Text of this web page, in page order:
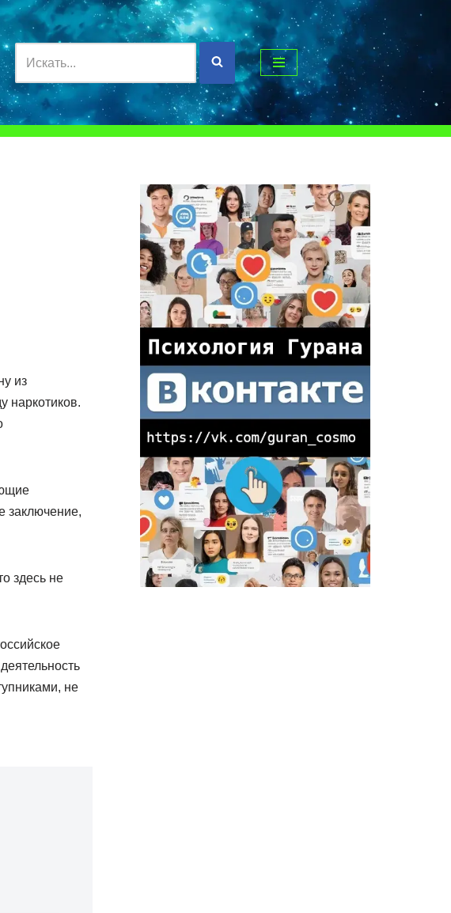
из
наркотиков.
заключение,
здесь не
не